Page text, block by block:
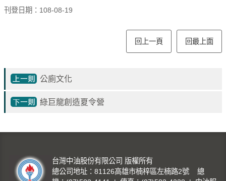
權
安
政
箱
刊登日期：108-08-19
回上一頁 回最上面
公廁文化
綠巨龍創造夏令營
台灣中油股份有限公司 版權所有
總公司地址：81126高雄市楠梓區左楠路2號 總